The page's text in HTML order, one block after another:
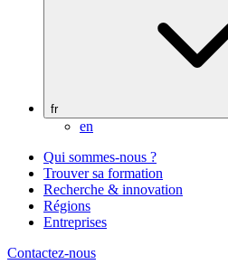
fr
en
Qui sommes-nous ?
Trouver sa formation
Recherche & innovation
Régions
Entreprises
Contactez-nous